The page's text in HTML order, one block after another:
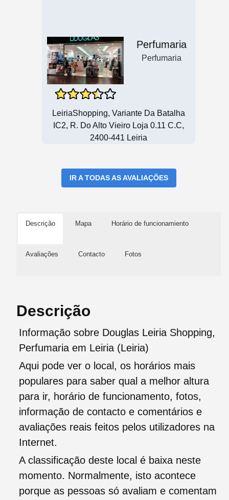
Perfumaria
Perfumaria
LeiriaShopping, Variante Da Batalha
IC2, R. Do Alto Vieiro Loja 0.11 C.C,
2400-441 Leiria
IR A TODAS AS AVALIAÇÕES
Descrição Mapa Horário de funcionamiento
Avaliações Contacto Fotos
Descrição
Informação sobre Douglas Leiria Shopping,
Perfumaria em Leiria (Leiria)
Aqui pode ver o local, os horários mais
populares para saber qual a melhor altura
para ir, horário de funcionamento, fotos,
informação de contacto e comentários e
avaliações reais feitos pelos utilizadores na
Internet.
A classificação deste local é baixa neste
momento. Normalmente, isto acontece
porque as pessoas só avaliam e comentam